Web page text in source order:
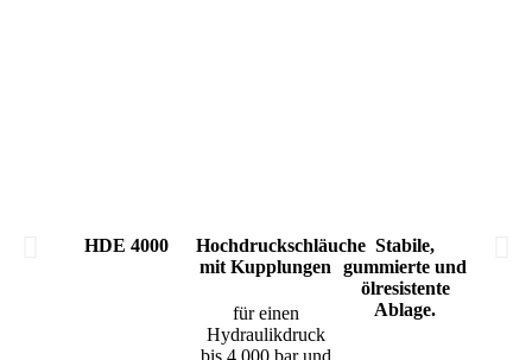
HDE 4000
Hochdruckschläuche
mit Kupplungen
für einen
Hydraulikdruck
bis 4.000 bar und
Stabile,
gummierte und
ölresistente
Ablage.